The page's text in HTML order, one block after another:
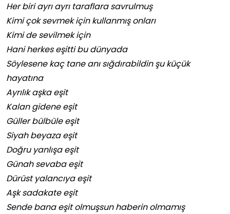
Her biri ayrı ayrı taraflara savrulmuş
Kimi çok sevmek için kullanmış onları
Kimi de sevilmek için
Hani herkes eşitti bu dünyada
Söylesene kaç tane anı sığdırabildin şu küçük
hayatına
Ayrılık aşka eşit
Kalan gidene eşit
Güller bülbüle eşit
Siyah beyaza eşit
Doğru yanlışa eşit
Günah sevaba eşit
Dürüst yalancıya eşit
Aşk sadakate eşit
Sende bana eşit olmuşsun haberin olmamış